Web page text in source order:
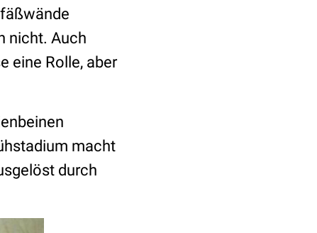
nicht. Auch
eine Rolle, aber
macht
durch